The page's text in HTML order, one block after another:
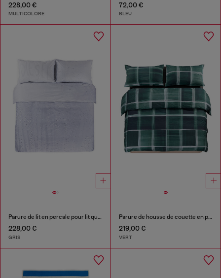
228,00 €
MULTICOLORE
72,00 €
BLEU
Parure de lit en percale pour lit queen size
228,00 €
GRIS
Parure de housse de couette en percale pour lit queen size
219,00 €
VERT